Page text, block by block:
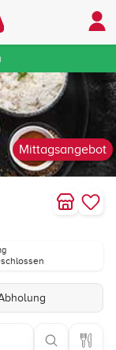
Mittagsangebot